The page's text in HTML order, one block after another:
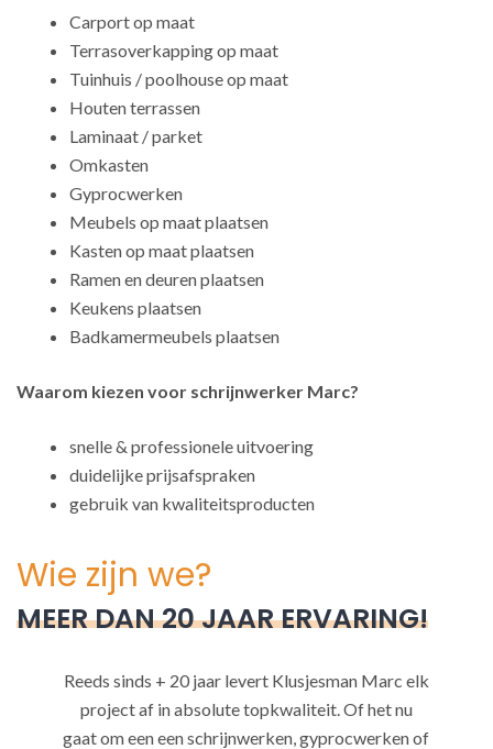
Carport op maat
Terrasoverkapping op maat
Tuinhuis / poolhouse op maat
Houten terrassen
Laminaat / parket
Omkasten
Gyprocwerken
Meubels op maat plaatsen
Kasten op maat plaatsen
Ramen en deuren plaatsen
Keukens plaatsen
Badkamermeubels plaatsen
Waarom kiezen voor schrijnwerker Marc?
snelle & professionele uitvoering
duidelijke prijsafspraken
gebruik van kwaliteitsproducten
Wie zijn we?
MEER DAN 20 JAAR ERVARING!
Reeds sinds + 20 jaar levert Klusjesman Marc elk
project af in absolute topkwaliteit. Of het nu
gaat om een een schrijnwerken, gyprocwerken of